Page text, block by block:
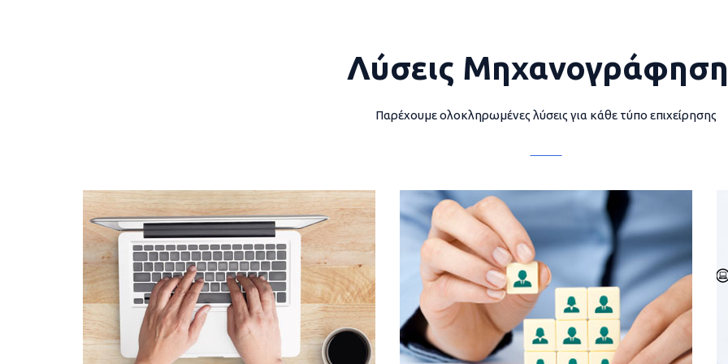
Λύσεις
Παρέχουμε ολοκληρωμένες λύσεις για κάθε τύπο επιχείρησης